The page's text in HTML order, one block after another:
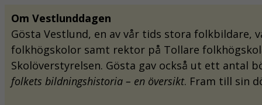
Om Vestlunddagen
Gösta Vestlund, en av vår tids stora folkbildare,
folkhögskolor samt rektor på Tollare
Skolöverstyrelsen. Gösta gav också ut ett antal
folkets bildningshistoria – en översikt. Fram till sin